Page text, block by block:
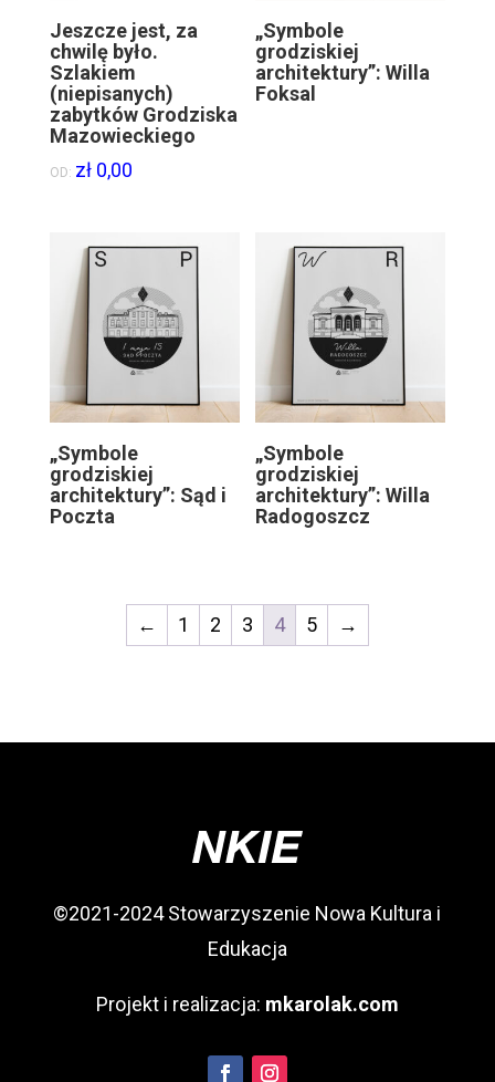
Jeszcze jest, za
chwilę było.
Szlakiem
(niepisanych)
zabytków Grodziska
Mazowieckiego
OD: zł0,00
„Symbole
grodziskiej
architektury”: Willa
Foksal
„Symbole
grodziskiej
architektury”: Sąd i
Poczta
„Symbole
grodziskiej
architektury”: Willa
Radogoszcz
← 1 2 3 4 5 →
©2021-2024 Stowarzyszenie Nowa Kultura i
Edukacja
Projekt i realizacja: mkarolak.com